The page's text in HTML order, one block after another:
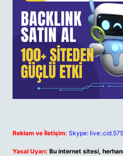
Reklam ve İletişim: Skype:
Yasal Uyarı: Bu internet sitesi,